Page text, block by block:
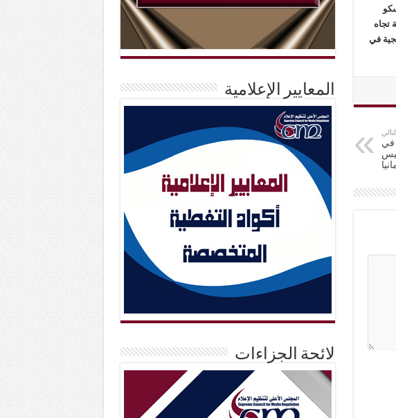
تجاه
في
في
المعايير الإعلامية
لائحة الجزاءات